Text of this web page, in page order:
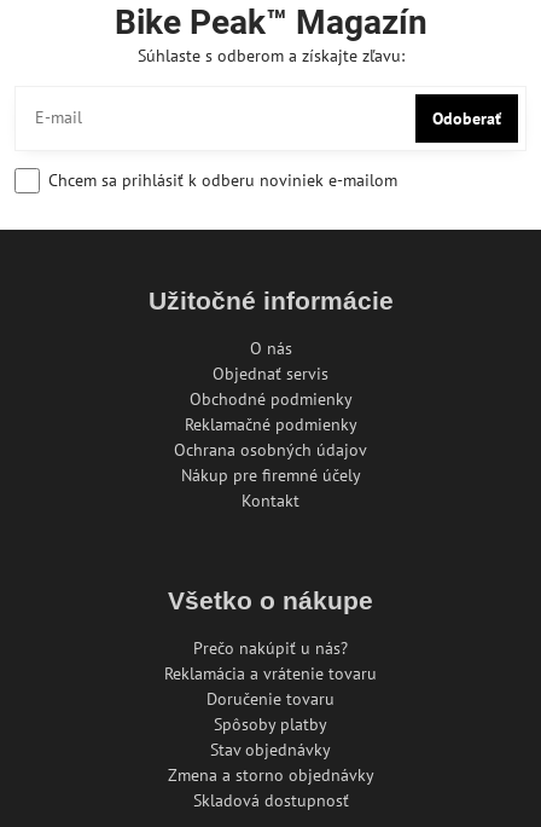
Bike Peak™ Magazín
Súhlaste s odberom a získajte zľavu:
Odoberať
Chcem sa prihlásiť k odberu noviniek e-mailom
Užitočné informácie
O nás
Objednať servis
Obchodné podmienky
Reklamačné podmienky
Ochrana osobných údajov
Nákup pre firemné účely
Kontakt
Všetko o nákupe
Prečo nakúpiť u nás?
Reklamácia a vrátenie tovaru
Doručenie tovaru
Spôsoby platby
Stav objednávky
Zmena a storno objednávky
Skladová dostupnosť